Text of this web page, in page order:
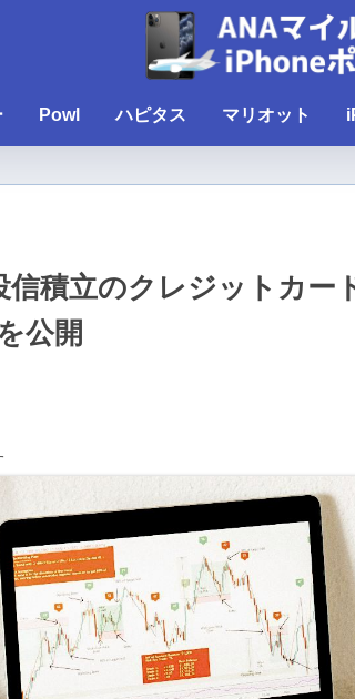
Powl ハピタス マリオット
信積立のクレジットカー
公開